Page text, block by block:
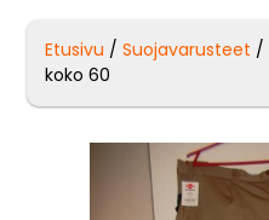
Etusivu /Suojavarusteet /
koko 60